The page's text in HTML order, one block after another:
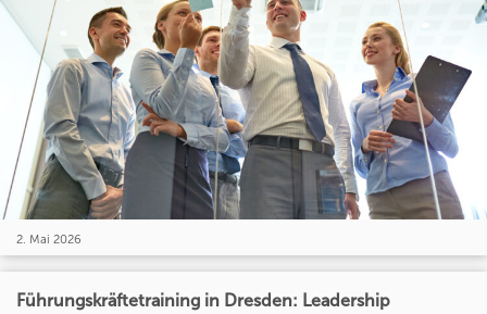
2. Mai 2026
Führungskräftetraining in Dresden: Leadership